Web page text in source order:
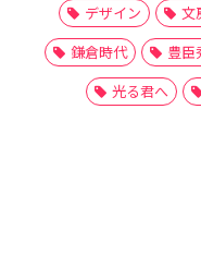
デザイン
文
鎌倉時代
豊臣
光る君へ